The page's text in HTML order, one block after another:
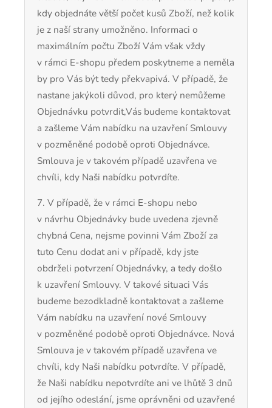
kdy objednáte větší počet kusů Zboží, než kolik
je z naší strany umožněno. Informaci o
maximálním počtu Zboží Vám však vždy
v rámci E-shopu předem poskytneme a neměla
by pro Vás být tedy překvapivá. V případě, že
nastane jakýkoli důvod, pro který nemůžeme
Objednávku potvrdit,Vás budeme kontaktovat
a zašleme Vám nabídku na uzavření Smlouvy
v pozměněné podobě oproti Objednávce.
Smlouva je v takovém případě uzavřena ve
chvíli, kdy Naši nabídku potvrdíte.
7. V případě, že v rámci E-shopu nebo
v návrhu Objednávky bude uvedena zjevně
chybná Cena, nejsme povinni Vám Zboží za
tuto Cenu dodat ani v případě, kdy jste
obdrželi potvrzení Objednávky, a tedy došlo
k uzavření Smlouvy. V takové situaci Vás
budeme bezodkladně kontaktovat a zašleme
Vám nabídku na uzavření nové Smlouvy
v pozměněné podobě oproti Objednávce. Nová
Smlouva je v takovém případě uzavřena ve
chvíli, kdy Naši nabídku potvrdíte. V případě,
že Naši nabídku nepotvrdíte ani ve lhůtě 3 dnů
od jejího odeslání, jsme oprávněni od uzavřené